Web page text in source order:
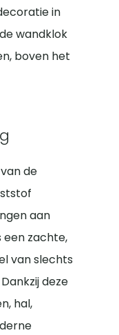
in
wandklok
boven het
de
aan
een zachte,
van slechts
deze
hal,